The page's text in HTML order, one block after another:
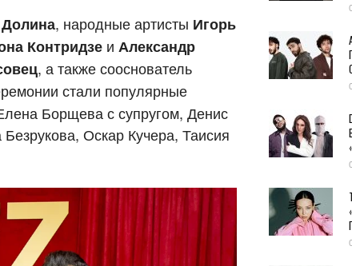
, народные артисты Игорь
Контридзе и Александр
, а также сооснователь
стали популярные
Борщева с супругом, Денис
Оскар Кучера, Таисия